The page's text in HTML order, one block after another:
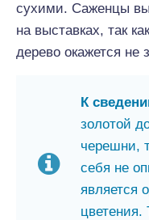
сухими. Саженцы
на выставках, так
дерево окажется не
К
золотой
черешни,
себя не
является
цветения.